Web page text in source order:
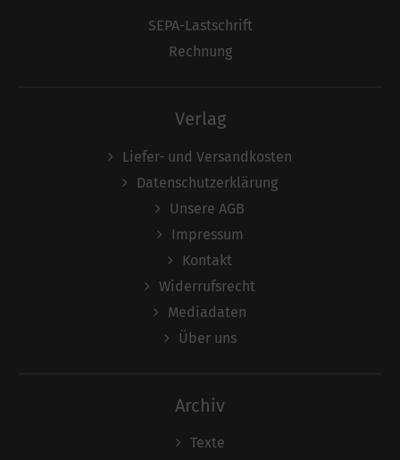
SEPA-Lastschrift
Rechnung
Verlag
Liefer- und Versandkosten
Datenschutzerklärung
Unsere AGB
Impressum
Kontakt
Widerrufsrecht
Mediadaten
Über uns
Archiv
Texte